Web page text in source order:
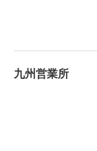
九州営業所